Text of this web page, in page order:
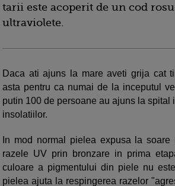
tarii este acoperit de un cod
ultraviolete.
Daca ati ajuns la mare aveti grija cat
asta pentru ca numai de la inceputul
putin 100 de persoane au ajuns la spital
insolatiilor.
In mod normal pielea expusa la soare
razele UV prin bronzare in prima
culoare a pigmentului din piele nu
pielea ajuta la respingerea razelor